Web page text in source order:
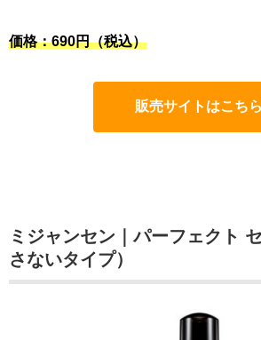
価格：690円（税込）
販売サイトはこちら
ミジャンセン｜パーフェクト
さないタイプ）